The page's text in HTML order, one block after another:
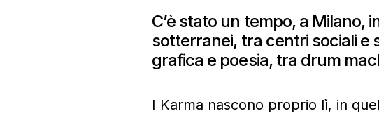
C’è stato un tempo, a Milano,
sotterranei, tra centri sociali e
grafica e poesia, tra drum
I Karma nascono proprio lì, in